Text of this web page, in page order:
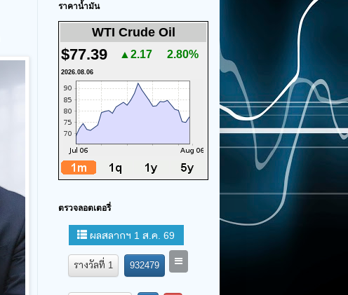
ราคาน้ำมัน
WTI Crude Oil
$77.39 ▲2.17 2.80%
2026.08.06
ตรวจลอตเตอรี่